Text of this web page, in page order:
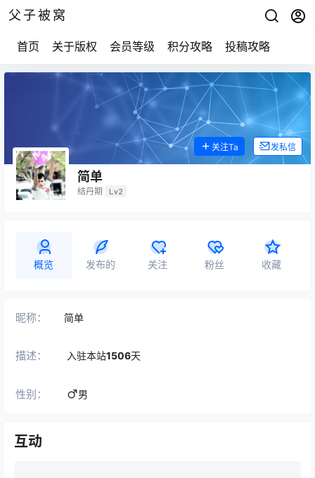
父子被窝
首页 关于版权 会员等级 积分攻略 投稿攻略
简单
结丹期 Lv2
关注Ta 发私信
概览 发布的 关注 粉丝 收藏
昵称： 简单
描述： 入驻本站1506天
性别： 男
互动